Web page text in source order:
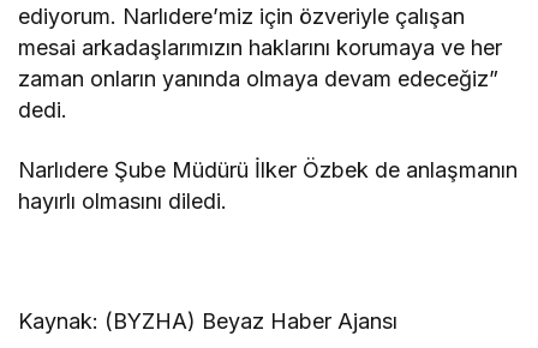
ediyorum. Narlıdere’miz için özveriyle çalışan
mesai arkadaşlarımızın haklarını korumaya ve her
zaman onların yanında olmaya devam edeceğiz”
dedi.
Narlıdere Şube Müdürü İlker Özbek de anlaşmanın
hayırlı olmasını diledi.
Kaynak: (BYZHA) Beyaz Haber Ajansı